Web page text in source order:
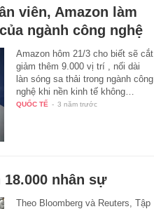
viên, Amazon làm
ngành công nghệ
Amazon hôm 21/3 cho biết sẽ cắt
giảm thêm 9.000 vị trí , nối dài
làn sóng sa thải trong ngành công
nghệ khi nền kinh tế không…
QUỐC TẾ - 3 năm trước
nhân sự
Theo Bloomberg và Reuters, Tập